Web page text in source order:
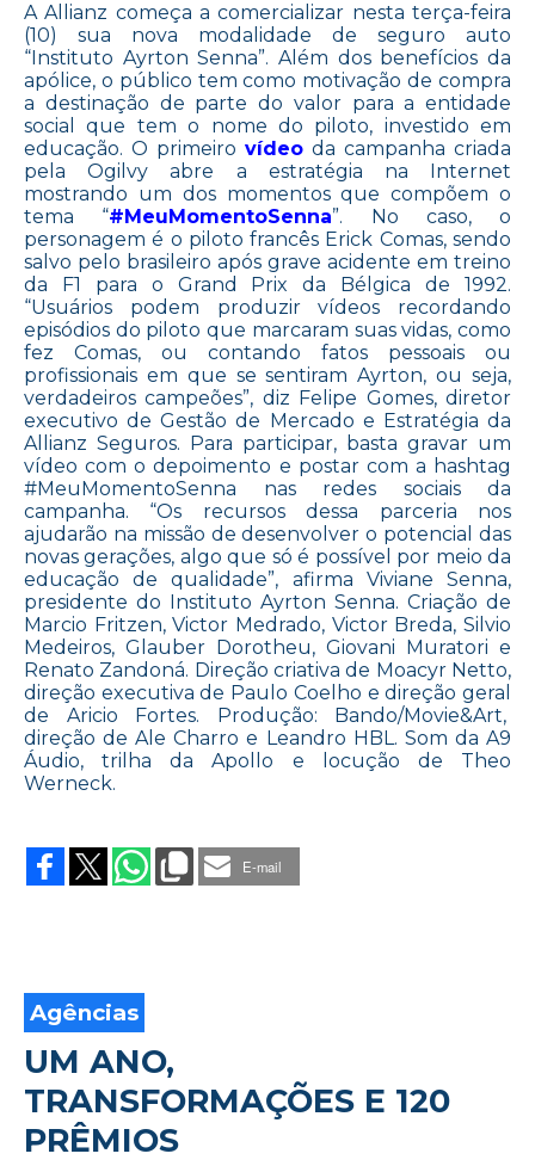
A Allianz começa a comercializar nesta terça-feira
(10) sua nova modalidade de seguro auto
“Instituto Ayrton Senna”. Além dos benefícios da
apólice, o público tem como motivação de compra
a destinação de parte do valor para a entidade
social que tem o nome do piloto, investido em
educação. O primeiro vídeo da campanha criada
pela Ogilvy abre a estratégia na Internet
mostrando um dos momentos que compõem o
tema “#MeuMomentoSenna”. No caso, o
personagem é o piloto francês Erick Comas, sendo
salvo pelo brasileiro após grave acidente em treino
da F1 para o Grand Prix da Bélgica de 1992.
“Usuários podem produzir vídeos recordando
episódios do piloto que marcaram suas vidas, como
fez Comas, ou contando fatos pessoais ou
profissionais em que se sentiram Ayrton, ou seja,
verdadeiros campeões”, diz Felipe Gomes, diretor
executivo de Gestão de Mercado e Estratégia da
Allianz Seguros. Para participar, basta gravar um
vídeo com o depoimento e postar com a hashtag
#MeuMomentoSenna nas redes sociais da
campanha. “Os recursos dessa parceria nos
ajudarão na missão de desenvolver o potencial das
novas gerações, algo que só é possível por meio da
educação de qualidade”, afirma Viviane Senna,
presidente do Instituto Ayrton Senna. Criação de
Marcio Fritzen, Victor Medrado, Victor Breda, Silvio
Medeiros, Glauber Dorotheu, Giovani Muratori e
Renato Zandoná. Direção criativa de Moacyr Netto,
direção executiva de Paulo Coelho e direção geral
de Aricio Fortes. Produção: Bando/Movie&Art,
direção de Ale Charro e Leandro HBL. Som da A9
Áudio, trilha da Apollo e locução de Theo
Werneck.
LANÇA
SEGURO
E-mail
Agências
UM ANO,
TRANSFORMAÇÕES E 120
PRÊMIOS